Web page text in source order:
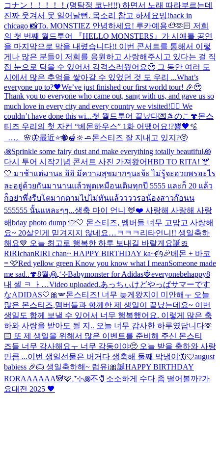
コナン！！！！！(명탐정 코난!!!) 하면서 노래 따라부르는데
진짜 웃겨서 못 일어날뻔. 목소리 참고 하세요밍!back in
chicago 📸To. MONSTIEZ 안녕하세요! 루카예용🦥🫶🏻 저희
의 첫 번째 월드투어 『HELLO MONSTERS』가 시애틀 공연
을 마지막으로 막을 내렸습니다!! 이번 콘서트를 통해서 이렇
게나 많은 분들이 저희를 응원하고 사랑해주시고 있다는 걸 직
접 눈으로 담을 수 있어서 감격스러웠어요🥹 그 동안 여러 도
시에서 많은 추억을 쌓아갈 수 있었던 것 도 우리 ...What’s
everyone up to?🖤We’ve just finished our first world tour! 🎉🥹
Thank you to everyone who came out, sang with us, and gave us so
much love in every city and every country we visited!❤️‍🔥 We
couldn’t have done this wi...첫 월드투어 끝났다💌 きのこ🍄몬스
티즈 우리의 첫 자컨 “베몬하우스” 1화 어땠어요!?뿅🖤 🫧
_…。🌸🦋最近⭐️🐝🍯🔆🧈몬스티즈 잘 지내고 있지?🥺
꩜Sprinkle some fairy dust and make everything totally beautiful꩜
다시 투어 시작기념 콘서트 사진 가져왔어HBD TO RITA! 🫎
🤍 มาช้าแต่มานะ อิอิ มีความสุขมากๆนะจ้ะ ไม่รู้จะอวยพรอะไร
ละอยู่ด้วยกันมานานแล้วพูดเหมือนเดิมทุกปี 5555 และก็ 20 แล้ว
ก็อย่าพึ่งรีบโตมากตามไปไม่ทันแล้ววววรอน้องสาวก๊อนน
555555 นั้นแหละๆๆ...생축 마이 언니 🦌❤️ 사랑해 사랑해 사랑
해bday photo dump 🩵🤍 몬스티즈, 멤버들 너무 고맙고 사랑해
요~ 20살인게 믿겨지지 않네요…ㅋㅋㅋ 리타언니!! 생일축하
해요💙 오늘 최고로 행복한 하루 보내길 바랄게요誕🎀
RIRIchanRIRI chan~ HAPPY BIRTHDAY ka~🎂🎉베몬 + 바코
= 🩷Red yellow green Know you know what I meanSomeone made
me sad..🍄8월꩜₊⁺⊹Babymonster for Adidas🍓everyonebehappy8
내 셀 ㅋ ㅏ…Video uploaded.あっちぃけどやっぱサマーです
なADIDAS🤍🎀🪽몬스티즈! 너무 늦게왔지이 미안해ㅜ 오늘
많은 몬스티즈,멤버들과 함께한 제 생일이 끝났는데요~ 이번
생일도 함께 보낼 수 있어서 너무 행복했어요. 이렇게 많은 축
하와 사랑을 받아도 될 지.. 오늘 너무 감사한 하루였답니다🫶
🏻 또 제 생일을 위해서 많은 이벤트를 준비해 주신 몬스티
즈들 너무 감사해요ㅜ 너무 감동이야🥺 오늘 받을 축하와 사랑
만큼 ...이번 생일선물은 버거다 생축해 둘째 막냉이🦋🩵august
babiess 🎉🎂 생일축하해~ 럽유i🎀誕HAPPY BIRTHDAY
RORAAAAAA🐼🩷₊⁺⊹꩜不🧷 소소하게 수다 좀 떨어볼까?가
요대전 2025 🖤